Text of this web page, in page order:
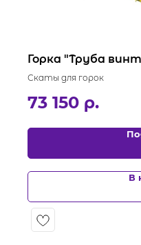
Горка "Труба
Скаты для горок
73 150 р.
В